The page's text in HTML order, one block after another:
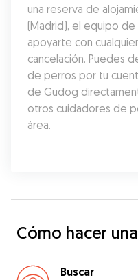
una reserva de
(Madrid), el equipo
apoyarte con
cancelación. Puedes
de perros por tu
de Gudog
otros cuidadores de
área.
Cómo hacer
Buscar